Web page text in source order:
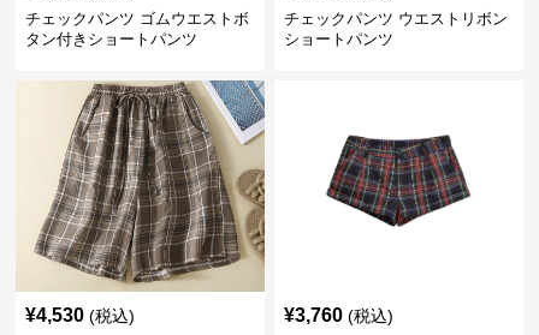
チェックパンツ ゴムウエストボ
タン付きショートパンツ
チェックパンツ ウエストリボン
ショートパンツ
¥4,530 (税込) ¥3,760 (税込)